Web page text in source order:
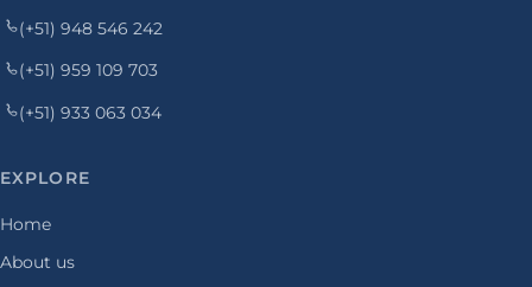
(+51) 948 546 242
(+51) 959 109 703
(+51) 933 063 034
EXPLORE
Home
About us